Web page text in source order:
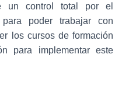
un control total por el
poder trabajar con
los cursos de formación
para implementar este